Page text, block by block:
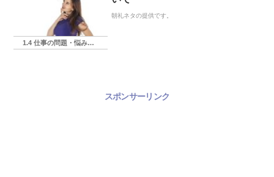
1.4 仕事の問題・悩み・相談
朝礼ネタの提供です。
スポンサーリンク